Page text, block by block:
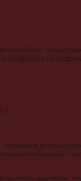
было просто
продукцию по
применив купоны
обновляют
интернет-магазине,